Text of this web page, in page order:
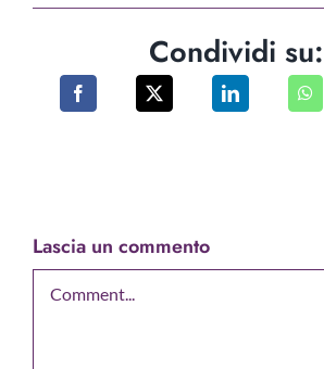
Condividi su:
Lascia un commento